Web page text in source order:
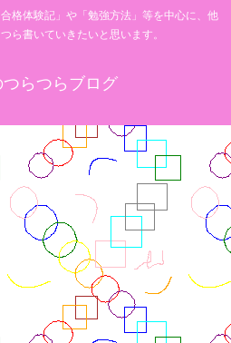
格体験記」や「勉強方法」等を中心に、他
ら書いていきたいと思います。
らつらブログ